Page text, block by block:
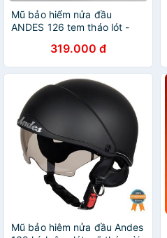
Mũ bảo hiểm nửa đầu
ANDES 126 tem tháo lót -
319.000 đ
Mũ bảo hiêm nửa đầu Andes